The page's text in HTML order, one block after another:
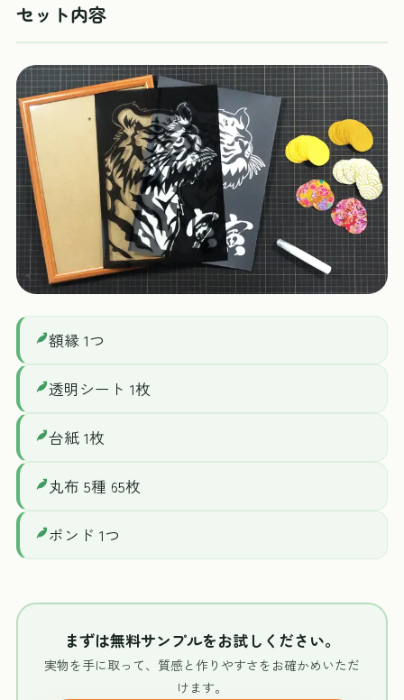
セット内容
額縁 1つ
透明シート 1枚
台紙 1枚
丸布 5種 65枚
ボンド 1つ
まずは無料サンプルをお試しください。
実物を手に取って、質感と作りやすさをお確かめいただ
けます。